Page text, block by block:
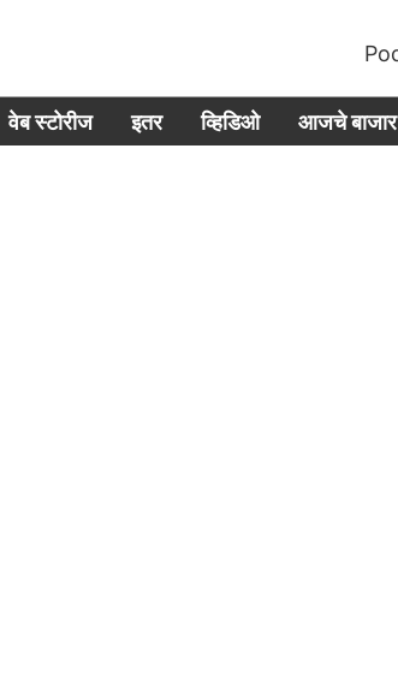
वेब स्टोरीज इतर व्हिडिओ आजचे बाजार